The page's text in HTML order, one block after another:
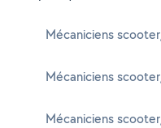
Mécaniciens
Mécaniciens
Mécaniciens